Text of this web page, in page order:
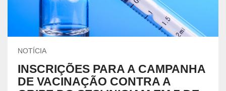
NOTÍCIA
INSCRIÇÕES PARA A CAMPANHA
DE VACINAÇÃO CONTRA A